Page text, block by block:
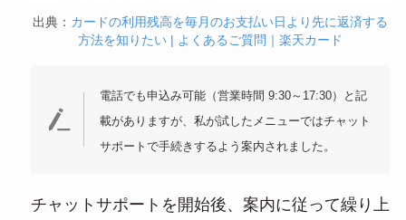
出典： カードの利用残高を毎月のお支払い日より先に返済する
方法を知りたい | よくあるご質問｜楽天カード
電話でも申込み可能（営業時間 9:30～17:30）と記
載がありますが、私が試したメニューではチャット
サポートで手続きするよう案内されました。
チャットサポートを開始後、案内に従って繰り上